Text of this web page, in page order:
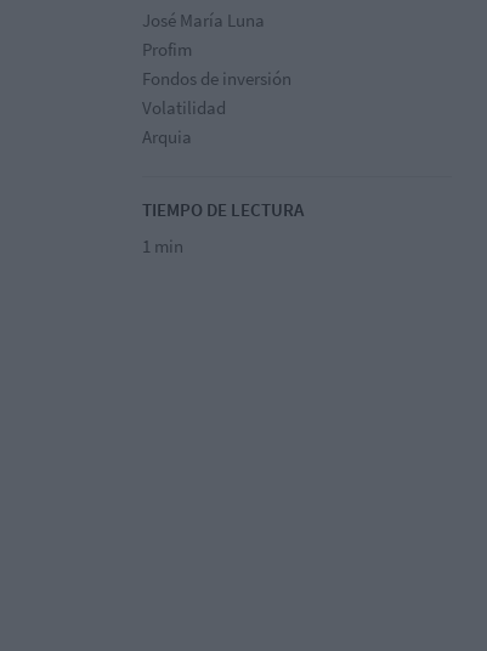
José María Luna
Profim
Fondos de inversión
Volatilidad
Arquia
TIEMPO DE LECTURA
1 min